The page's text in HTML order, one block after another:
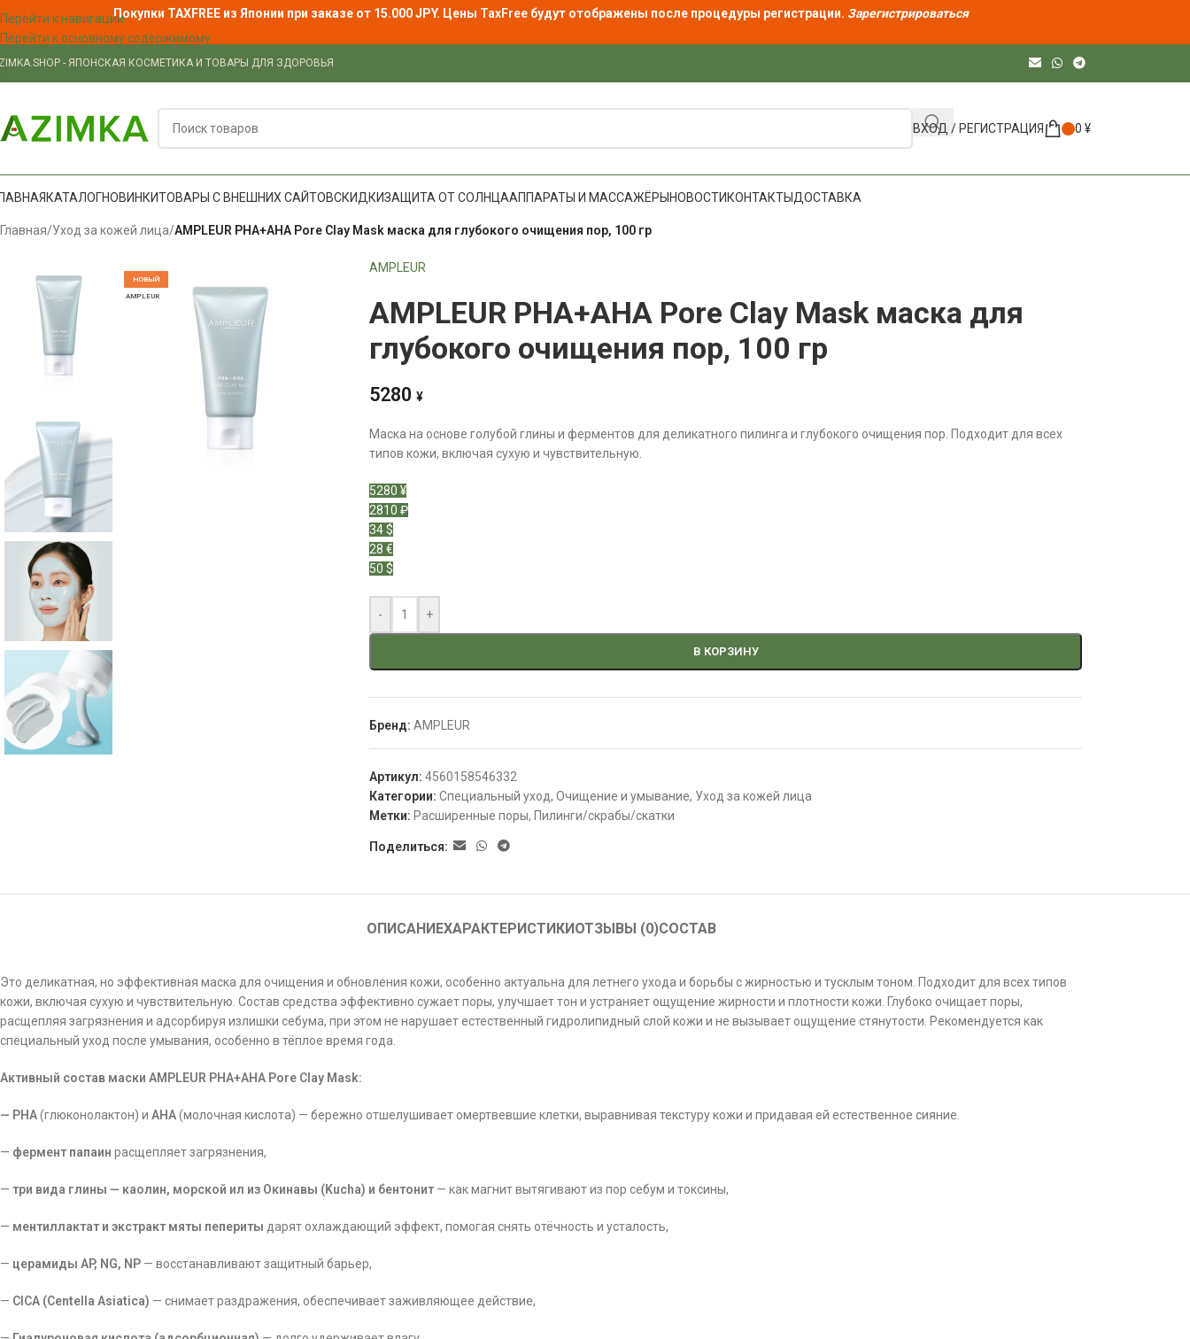
Перейти к навигации
Перейти к основному содержимому
Покупки TAXFREE из Японии при заказе от 15.000 JPY. Цены TaxFree будут отображены после процедуры регистрации. Зарегистрироваться
- ЯПОНСКАЯ КОСМЕТИКА И ТОВАРЫ ДЛЯ ЗДОРОВЬЯ
ВХОД / РЕГИСТРАЦИЯ 0 ¥
КАТАЛОГНОВИНКИТОВАРЫ С ВНЕШНИХ САЙТОВСКИДКИЗАЩИТА ОТ СОЛНЦААППАРАТЫ И МАССАЖЁРЫНОВОСТИКОНТАКТЫДОСТАВКА
Главная/Уход за кожей лица/AMPLEUR PHA+AHA Pore Clay Mask маска для глубокого очищения пор, 100 гр
НОВЫЙ
AMPLEUR
AMPLEUR
AMPLEUR PHA+AHA Pore Clay Mask маска для
глубокого очищения пор, 100 гр
5280¥
Маска на основе голубой глины и ферментов для деликатного пилинга и глубокого очищения пор. Подходит для всех
типов кожи, включая сухую и чувствительную.
5280 ¥
2810 ₽
34 $
28 €
50 $
- +
В КОРЗИНУ
Бренд: AMPLEUR
Артикул:4560158546332
Категории: Специальный уход, Очищение и умывание, Уход за кожей лица
Метки: Расширенные поры, Пилинги/скрабы/скатки
Поделиться:
ОПИСАНИЕХАРАКТЕРИСТИКИОТЗЫВЫ (0)СОСТАВ
Это деликатная, но эффективная маска для очищения и обновления кожи, особенно актуальна для летнего ухода и борьбы с жирностью и тусклым тоном. Подходит для всех типов
кожи, включая сухую и чувствительную. Состав средства эффективно сужает поры, улучшает тон и устраняет ощущение жирности и плотности кожи. Глубоко очищает поры,
расщепляя загрязнения и адсорбируя излишки себума, при этом не нарушает естественный гидролипидный слой кожи и не вызывает ощущение стянутости. Рекомендуется как
специальный уход после умывания, особенно в тёплое время года.
Активный состав маски AMPLEUR PHA+AHA Pore Clay Mask:
— PHA(глюконолактон) и AHA(молочная кислота) — бережно отшелушивает омертвевшие клетки, выравнивая текстуру кожи и придавая ей естественное сияние.
— фермент папаин расщепляет загрязнения,
— три вида глины — каолин, морской ил из Окинавы (Kucha) и бентонит— как магнит вытягивают из пор себум и токсины,
— ментиллактат и экстракт мяты пепериты дарят охлаждающий эффект, помогая снять отёчность и усталость,
— церамиды AP, NG, NP — восстанавливают защитный барьер,
— CICA (Centella Asiatica) — снимает раздражения, обеспечивает заживляющее действие,